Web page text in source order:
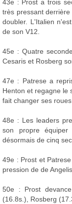
43e : Prost a trois
très pressant
doubler. L'Italien
de son V12.
45e : Quatre
Cesaris et Rosberg
47e : Patrese a
Henton et regagne le
fait changer ses
48e : Les leaders
son propre
désormais de cinq
49e : Prost et
pression de de
50e : Prost
(16.8s.), Rosberg